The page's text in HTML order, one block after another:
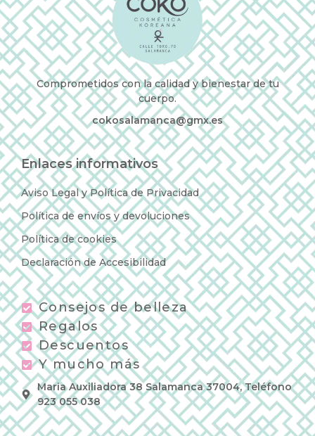
Comprometidos con la calidad y bienestar de tu
cuerpo.
cokosalamanca@gmx.es
Enlaces informativos
Aviso Legal y Política de Privacidad
Política de envíos y devoluciones
Política de cookies
Declaración de Accesibilidad
Consejos de belleza
Regalos
Descuentos
Y mucho más
Maria Auxiliadora 38 Salamanca 37004, Teléfono
923 055 038